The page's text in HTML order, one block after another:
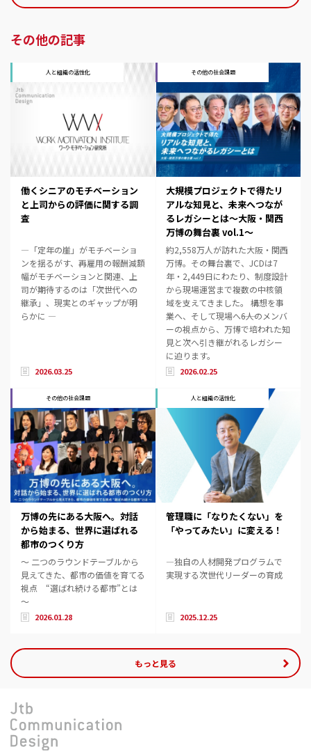
その他の記事
人と組織の活性化
働くシニアのモチベーション
と上司からの評価に関する調
査
―「定年の崖」がモチベーショ
ンを揺るがす、再雇用の報酬減額
幅がモチベーションと関連、上
司が期待するのは「次世代への
継承」、現実とのギャップが明
らかに ―
2026.03.25
その他の社会課題
大規模プロジェクトで得たリ
アルな知見と、未来へつなが
るレガシーとは～大阪・関西
万博の舞台裏 vol.1～
約2,558万人が訪れた大阪・関西
万博。その舞台裏で、JCDは7
年・2,449日にわたり、制度設計
から現場運営まで複数の中核領
域を支えてきました。 構想を事
業へ、そして現場へ――6人のメンバ
ーの視点から、万博で培われた知
見と次へ引き継がれるレガシー
に迫ります。
2026.02.25
その他の社会課題
万博の先にある大阪へ。対話
から始まる、世界に選ばれる
都市のつくり方
～ 二つのラウンドテーブルから
見えてきた、都市の価値を育てる
視点 “選ばれ続ける都市”とは
～
2026.01.28
人と組織の活性化
管理職に「なりたくない」を
「やってみたい」に変える！
―独自の人材開発プログラムで
実現する次世代リーダーの育成
2025.12.25
もっと見る